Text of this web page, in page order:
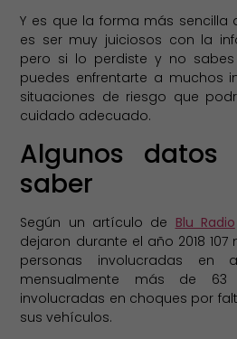
Y es que la forma más sencilla
es ser muy juiciosos con la
pero si lo perdiste y no
puedes enfrentarte a muchos
situaciones de riesgo que
cuidado adecuado.
Algunos datos
saber
Según un artículo de Blu Radio
dejaron durante el año 2018
personas involucradas en
mensualmente más de 63
involucradas en choques por
sus vehículos.